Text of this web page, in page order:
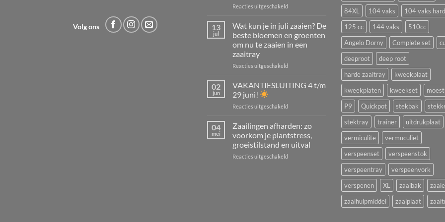
Volg ons
Reacties uitgeschakeldvoor
stekken
in
juli
en
tuinplanten,
struiken
én
13
jul
Wat kun je in juli zaaien? De
beste bloemen en groenten
om nu te zaaien in een
zaaitray
Reacties uitgeschakeldvoor
kun
je
juli
De
beste
bloemen
en
groenten
02
jun
VAKANTIESLUITING 4 t/m
29 juni!
Reacties uitgeschakeldvoor
t/m
29
juni!
04
mei
Zaailingen afharden: zo
voorkom je plantstress,
groeistilstand en uitval
Reacties uitgeschakeldvoor
84XL
104 vaks
104 vaks hard
125 cc
144 vaks
510cc
Angelo Dorny
Complete set
deeproot
deep root
harde zaaitray
kweekplaat
kweekplaten
kweekset
P9
Quickpot stekbak
stektray
trainer
uitdrukplaat
vermiculite
vermuculiet
verspeenset
verspeenstok
verspeentray
verspeenvork
verspenen
XL zaaibak
zaaihulpmiddel
zaaiplaat